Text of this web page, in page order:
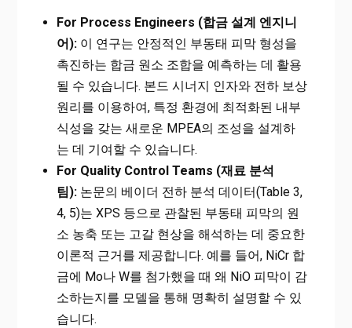
For Process Engineers (합금 설계 엔지니
어):이 연구는 안정적인 부동태 피막 형성을
촉진하는 합금 원소 조합을 예측하는 데 활용
될 수 있습니다. 본드 시너지 인자와 전하 보상
원리를 이용하여, 특정 환경에 최적화된 내부
식성을 갖는 새로운 MPEA의 조성을 설계하
는 데 기여할 수 있습니다.
For Quality Control Teams (재료 분석
팀):논문의 베이더 전하 분석 데이터(Table 3,
4, 5)는 XPS 등으로 관찰된 부동태 피막의 원
소 농축 또는 고갈 현상을 해석하는 데 중요한
이론적 근거를 제공합니다. 예를 들어, NiCr 합
금에 Mo나 W를 첨가했을 때 왜 NiO 피막이 감
소하는지를 모델을 통해 명확히 설명할 수 있
습니다.